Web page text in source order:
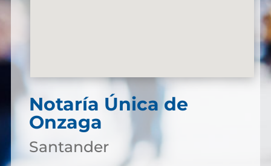
Notaría Única de
Onzaga
Santander